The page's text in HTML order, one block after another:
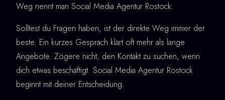
Weg nennt man Social Media Agentur Rostock.
Solltest du Fragen haben, ist der direkte Weg immer der
beste. Ein kurzes Gespräch klärt oft mehr als lange
Angebote. Zögere nicht, den Kontakt zu suchen, wenn
dich etwas beschäftigt. Social Media Agentur Rostock
beginnt mit deiner Entscheidung.